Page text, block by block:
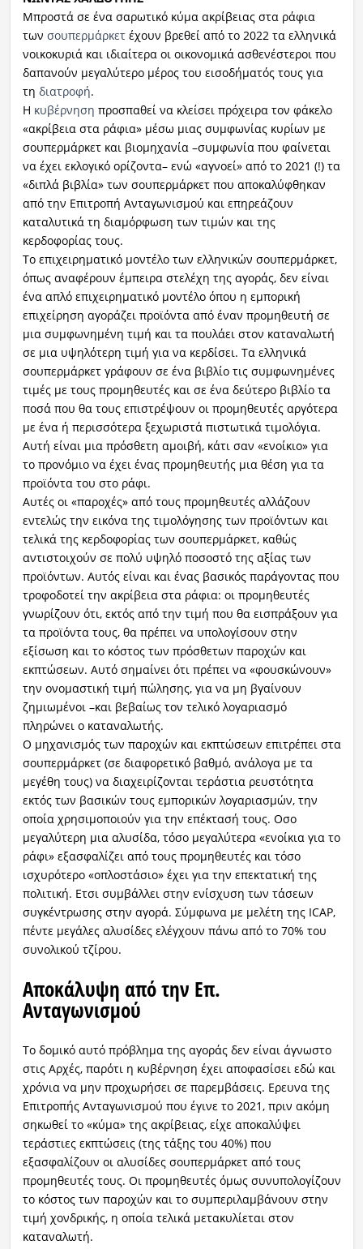
Μπροστά σε ένα σαρωτικό κύμα ακρίβειας στα ράφια
των σουπερμάρκετέχουν βρεθεί από το 2022 τα ελληνικά
νοικοκυριά και ιδιαίτερα οι οικονομικά ασθενέστεροι που
δαπανούν μεγαλύτερο μέρος του εισοδήματός τους για
τη διατροφή.
Η κυβέρνηση προσπαθεί να κλείσει πρόχειρα τον φάκελο
«ακρίβεια στα ράφια» μέσω μιας συμφωνίας κυρίων με
σουπερμάρκετ και βιομηχανία –συμφωνία που φαίνεται
να έχει εκλογικό ορίζοντα– ενώ «αγνοεί» από το 2021 (!) τα
«διπλά βιβλία» των σουπερμάρκετ που αποκαλύφθηκαν
από την Επιτροπή Ανταγωνισμού και επηρεάζουν
καταλυτικά τη διαμόρφωση των τιμών και της
κερδοφορίας τους.
Το επιχειρηματικό μοντέλο των ελληνικών σουπερμάρκετ,
όπως αναφέρουν έμπειρα στελέχη της αγοράς, δεν είναι
ένα απλό επιχειρηματικό μοντέλο όπου η εμπορική
επιχείρηση αγοράζει προϊόντα από έναν προμηθευτή σε
μια συμφωνημένη τιμή και τα πουλάει στον καταναλωτή
σε μια υψηλότερη τιμή για να κερδίσει. Τα ελληνικά
σουπερμάρκετ γράφουν σε ένα βιβλίο τις συμφωνημένες
τιμές με τους προμηθευτές και σε ένα δεύτερο βιβλίο τα
ποσά που θα τους επιστρέψουν οι προμηθευτές αργότερα
με ένα ή περισσότερα ξεχωριστά πιστωτικά τιμολόγια.
Αυτή είναι μια πρόσθετη αμοιβή, κάτι σαν «ενοίκιο» για
το προνόμιο να έχει ένας προμηθευτής μια θέση για τα
προϊόντα του στο ράφι.
Αυτές οι «παροχές» από τους προμηθευτές αλλάζουν
εντελώς την εικόνα της τιμολόγησης των προϊόντων και
τελικά της κερδοφορίας των σουπερμάρκετ, καθώς
αντιστοιχούν σε πολύ υψηλό ποσοστό της αξίας των
προϊόντων. Αυτός είναι και ένας βασικός παράγοντας που
τροφοδοτεί την ακρίβεια στα ράφια: οι προμηθευτές
γνωρίζουν ότι, εκτός από την τιμή που θα εισπράξουν για
τα προϊόντα τους, θα πρέπει να υπολογίσουν στην
εξίσωση και το κόστος των πρόσθετων παροχών και
εκπτώσεων. Αυτό σημαίνει ότι πρέπει να «φουσκώνουν»
την ονομαστική τιμή πώλησης, για να μη βγαίνουν
ζημιωμένοι –και βεβαίως τον τελικό λογαριασμό
πληρώνει ο καταναλωτής.
Ο μηχανισμός των παροχών και εκπτώσεων επιτρέπει στα
σουπερμάρκετ (σε διαφορετικό βαθμό, ανάλογα με τα
μεγέθη τους) να διαχειρίζονται τεράστια ρευστότητα
εκτός των βασικών τους εμπορικών λογαριασμών, την
οποία χρησιμοποιούν για την επέκτασή τους. Οσο
μεγαλύτερη μια αλυσίδα, τόσο μεγαλύτερα «ενοίκια για το
ράφι» εξασφαλίζει από τους προμηθευτές και τόσο
ισχυρότερο «οπλοστάσιο» έχει για την επεκτατική της
πολιτική. Ετσι συμβάλλει στην ενίσχυση των τάσεων
συγκέντρωσης στην αγορά. Σύμφωνα με μελέτη της ICAP,
πέντε μεγάλες αλυσίδες ελέγχουν πάνω από το 70% του
συνολικού τζίρου.
Αποκάλυψη από την Επ.
Ανταγωνισμού
Το δομικό αυτό πρόβλημα της αγοράς δεν είναι άγνωστο
στις Αρχές, παρότι η κυβέρνηση έχει αποφασίσει εδώ και
χρόνια να μην προχωρήσει σε παρεμβάσεις. Ερευνα της
Επιτροπής Ανταγωνισμού που έγινε το 2021, πριν ακόμη
σηκωθεί το «κύμα» της ακρίβειας, είχε αποκαλύψει
τεράστιες εκπτώσεις (της τάξης του 40%) που
εξασφαλίζουν οι αλυσίδες σουπερμάρκετ από τους
προμηθευτές τους. Οι προμηθευτές όμως συνυπολογίζουν
το κόστος των παροχών και το συμπεριλαμβάνουν στην
τιμή χονδρικής, η οποία τελικά μετακυλίεται στον
καταναλωτή.